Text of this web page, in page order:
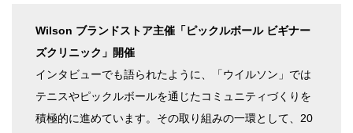
Wilson ブランドストア主催「ピックルボール ビギナー
ズクリニック」開催
インタビューでも語られたように、「ウイルソン」では
テニスやピックルボールを通じたコミュニティづくりを
積極的に進めています。その取り組みの一環として、20